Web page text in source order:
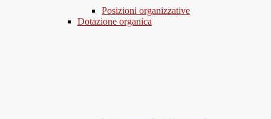
Posizioni organizzative
Dotazione organica